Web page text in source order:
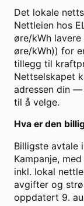
Det lokale
Nettleien hos
øre/kWh
øre/kWh)) for
tillegg til
Nettselskapet
adressen din
til å velge.
Hva er den
Billigste avtale
Kampanje,
inkl. lokal
avgifter og
oppdatert 9.